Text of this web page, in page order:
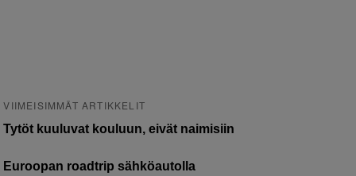
VIIMEISIMMÄT ARTIKKELIT
Tytöt kuuluvat kouluun, eivät naimisiin
Euroopan roadtrip sähköautolla